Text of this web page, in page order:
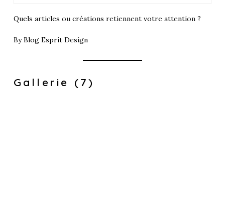
Quels articles ou créations retiennent votre attention ?
ByBlog Esprit Design
Gallerie (7)